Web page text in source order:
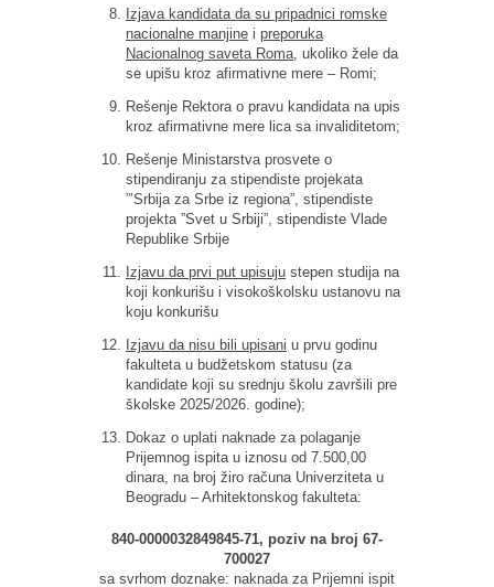
Izjava kandidata da su pripadnici romske
nacionalne manjine i preporuka
Nacionalnog saveta Roma, ukoliko žele da
se upišu kroz afirmativne mere – Romi;
Rešenje Rektora o pravu kandidata na upis
kroz afirmativne mere lica sa invaliditetom;
Rešenje Ministarstva prosvete o
stipendiranju za stipendiste projekata
”’Srbija za Srbe iz regiona”, stipendiste
projekta ”Svet u Srbiji”, stipendiste Vlade
Republike Srbije
Izjavu da prvi put upisuju stepen studija na
koji konkurišu i visokoškolsku ustanovu na
koju konkurišu
Izjavu da nisu bili upisani u prvu godinu
fakulteta u budžetskom statusu (za
kandidate koji su srednju školu završili pre
školske 2025/2026. godine);
Dokaz o uplati naknade za polaganje
Prijemnog ispita u iznosu od 7.500,00
dinara, na broj žiro računa Univerziteta u
Beogradu – Arhitektonskog fakulteta:
840-0000032849845-71, poziv na broj 67-
700027
sa svrhom doznake: naknada za Prijemni ispit